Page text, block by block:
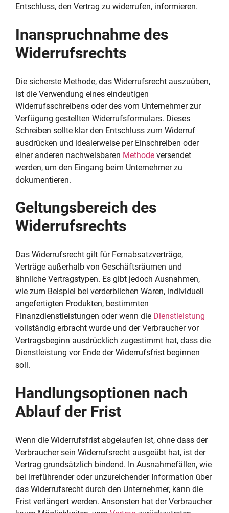
Entschluss, den Vertrag zu widerrufen, informieren.
Inanspruchnahme des
Widerrufsrechts
Die sicherste Methode, das Widerrufsrecht auszuüben,
ist die Verwendung eines eindeutigen
Widerrufsschreibens oder des vom Unternehmer zur
Verfügung gestellten Widerrufsformulars. Dieses
Schreiben sollte klar den Entschluss zum Widerruf
ausdrücken und idealerweise per Einschreiben oder
einer anderen nachweisbaren Methode versendet
werden, um den Eingang beim Unternehmer zu
dokumentieren.
Geltungsbereich des
Widerrufsrechts
Das Widerrufsrecht gilt für Fernabsatzverträge,
Verträge außerhalb von Geschäftsräumen und
ähnliche Vertragstypen. Es gibt jedoch Ausnahmen,
wie zum Beispiel bei verderblichen Waren, individuell
angefertigten Produkten, bestimmten
Finanzdienstleistungen oder wenn die Dienstleistung
vollständig erbracht wurde und der Verbraucher vor
Vertragsbeginn ausdrücklich zugestimmt hat, dass die
Dienstleistung vor Ende der Widerrufsfrist beginnen
soll.
Handlungsoptionen nach
Ablauf der Frist
Wenn die Widerrufsfrist abgelaufen ist, ohne dass der
Verbraucher sein Widerrufsrecht ausgeübt hat, ist der
Vertrag grundsätzlich bindend. In Ausnahmefällen, wie
bei irreführender oder unzureichender Information über
das Widerrufsrecht durch den Unternehmer, kann die
Frist verlängert werden. Ansonsten hat der Verbraucher